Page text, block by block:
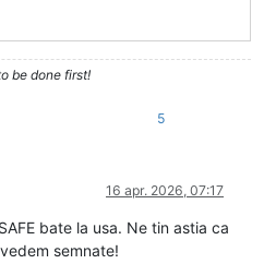
be done first!
5
16 apr. 2026, 07:17
bate la usa. Ne tin astia ca
semnate!